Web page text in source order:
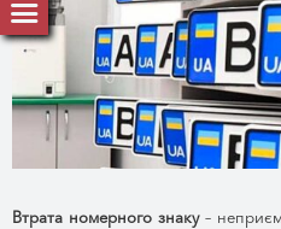
Втрата номерного знаку–